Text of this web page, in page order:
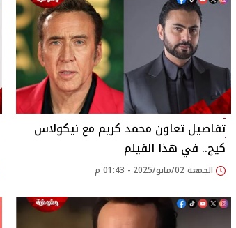
تفاصيل تعاون محمد كريم مع نيكولاس
كيج.. في هذا الفيلم
الجمعة 02/مايو/2025 - 01:43 م